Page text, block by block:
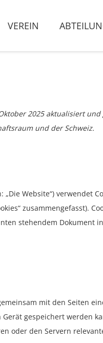
VEREIN
2025 aktualisiert
und der Schweiz.
„Die Website“) verwendet
zusammengefasst).
stehendem Dokument
mit den Seiten
gespeichert werden
oder den Servern